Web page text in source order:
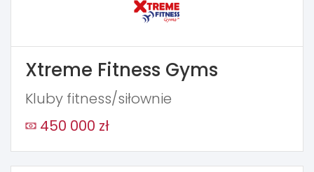
Xtreme Fitness Gyms
Kluby fitness/siłownie
450 000 zł